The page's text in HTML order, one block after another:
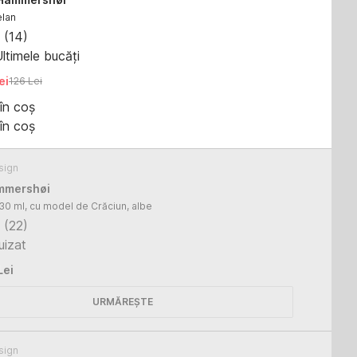
(14)
bucăți
126 Lei
coș
coș
- 2 buc., 330 ml, cu model de Crăciun, albe
(22)
URMĂREȘTE